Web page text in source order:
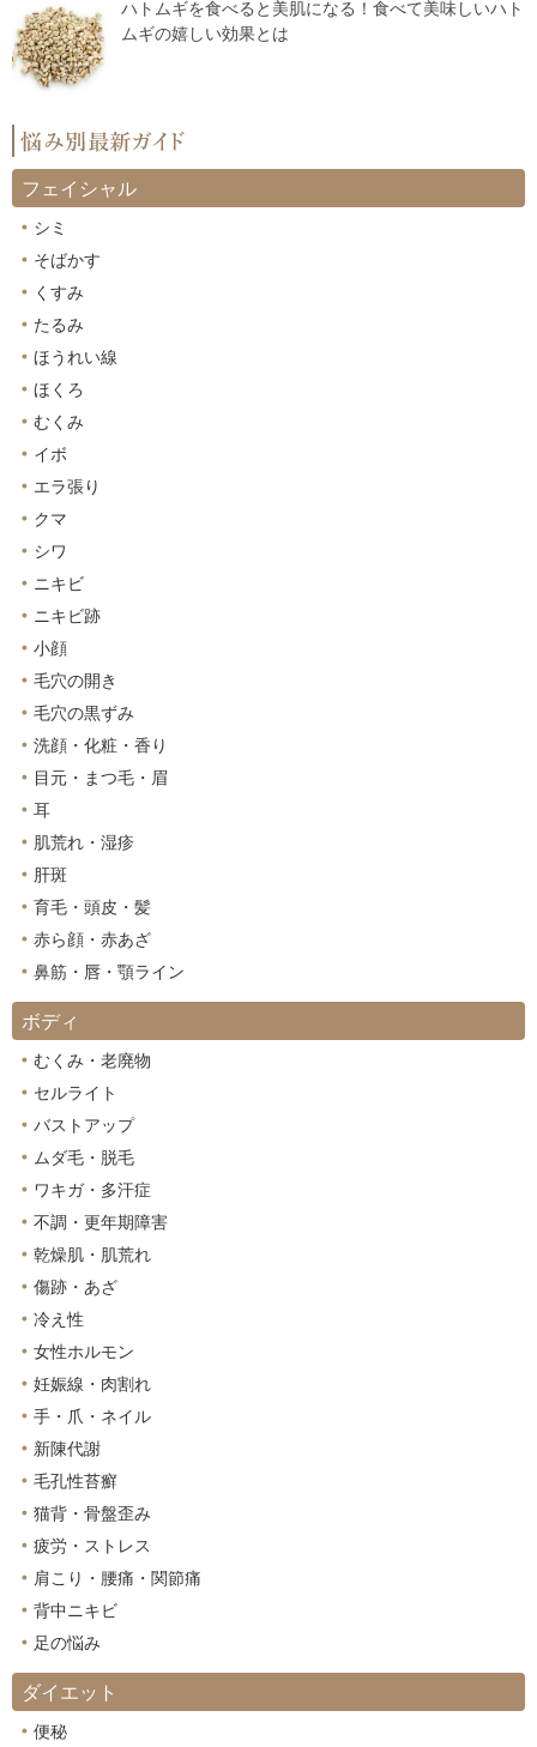
ハトムギを食べると美肌になる！食べて美味しいハト
ムギの嬉しい効果とは
フェイシャル
シミ
そばかす
くすみ
たるみ
ほうれい線
ほくろ
むくみ
イボ
エラ張り
クマ
シワ
ニキビ
ニキビ跡
小顔
毛穴の開き
毛穴の黒ずみ
洗顔・化粧・香り
目元・まつ毛・眉
耳
肌荒れ・湿疹
肝斑
育毛・頭皮・髪
赤ら顔・赤あざ
鼻筋・唇・顎ライン
ボディ
むくみ・老廃物
セルライト
バストアップ
ムダ毛・脱毛
ワキガ・多汗症
不調・更年期障害
乾燥肌・肌荒れ
傷跡・あざ
冷え性
女性ホルモン
妊娠線・肉割れ
手・爪・ネイル
新陳代謝
毛孔性苔癬
猫背・骨盤歪み
疲労・ストレス
肩こり・腰痛・関節痛
背中ニキビ
足の悩み
ダイエット
便秘